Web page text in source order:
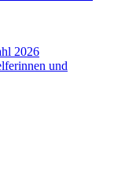
2026
und